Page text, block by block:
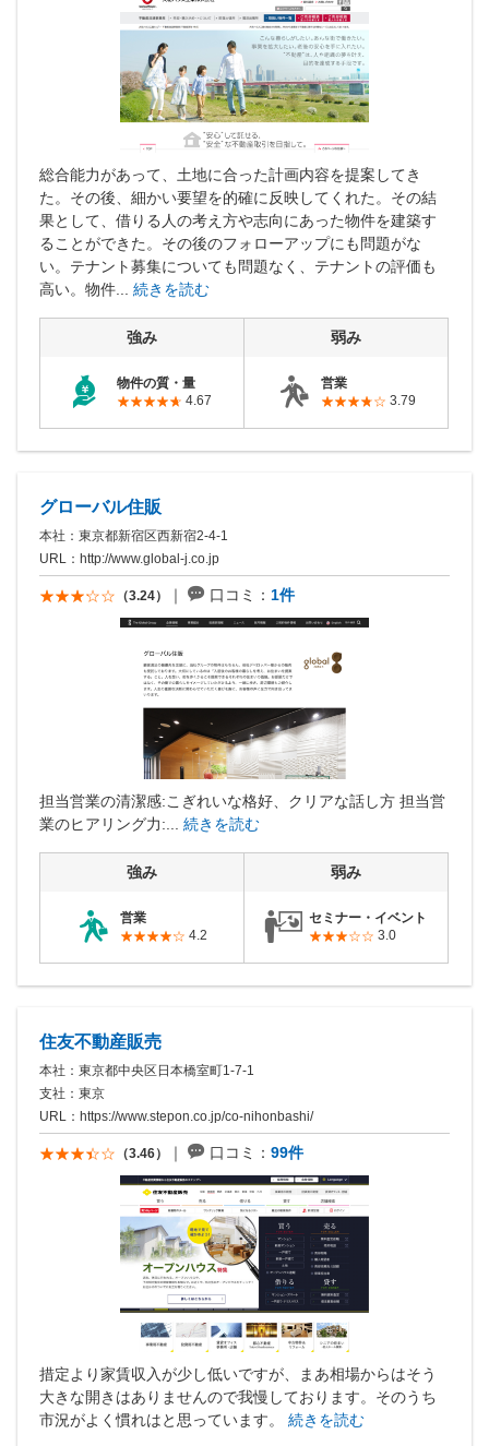
総合能力があって、土地に合った計画内容を提案してき
た。その後、細かい要望を的確に反映してくれた。その結
果として、借りる人の考え方や志向にあった物件を建築す
ることができた。その後のフォローアップにも問題がな
い。テナント募集についても問題なく、テナントの評価も
高い。物件... 続きを読む
強み
物件の質・量
4.67
弱み
営業
3.79
グローバル住販
本社：東京都新宿区西新宿2-4-1
URL： http://www.global-j.co.jp
（3.24） 口コミ： 1件
担当営業の清潔感:こぎれいな格好、クリアな話し方 担当営
業のヒアリング力:... 続きを読む
強み
営業
4.2
弱み
セミナー・イベント
3.0
住友不動産販売
本社：東京都中央区日本橋室町1-7-1
支社：東京
URL： https://www.stepon.co.jp/co-nihonbashi/
（3.46） 口コミ： 99件
措定より家賃収入が少し低いですが、まあ相場からはそう
大きな開きはありませんので我慢しております。そのうち
市況がよく慣れはと思っています。 続きを読む